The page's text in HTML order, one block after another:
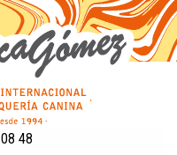
48